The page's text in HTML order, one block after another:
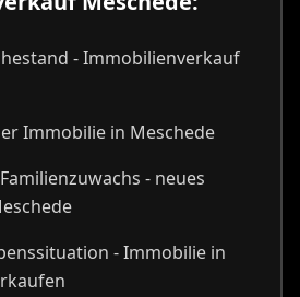
- Immobilienverkauf
Immobilie in Meschede
- neues
- Immobilie in